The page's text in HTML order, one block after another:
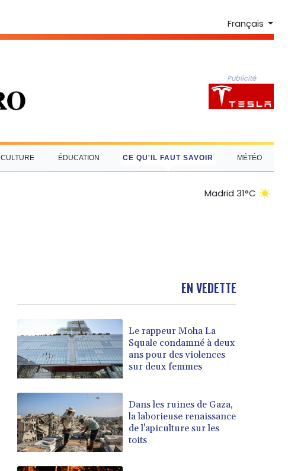
Français
Publicité
CULTURE ÉDUCATION CE QU'IL FAUT SAVOIR MÉTÉO
Madrid 31°C
EN VEDETTE
Le rappeur Moha La
Squale condamné à deux
ans pour des violences
sur deux femmes
Dans les ruines de Gaza,
la laborieuse renaissance
de l'apiculture sur les
toits